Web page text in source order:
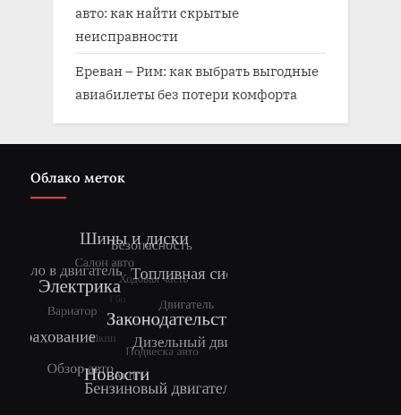
авто: как найти скрытые
неисправности
Ереван – Рим: как выбрать выгодные
авиабилеты без потери комфорта
Облако меток